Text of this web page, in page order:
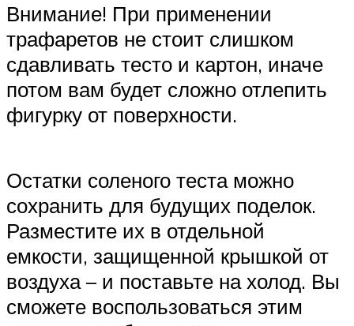
Внимание! При применении
трафаретов не стоит слишком
сдавливать тесто и картон, иначе
потом вам будет сложно отлепить
фигурку от поверхности.
Остатки соленого теста можно
сохранить для будущих поделок.
Разместите их в отдельной
емкости, защищенной крышкой от
воздуха – и поставьте на холод. Вы
сможете воспользоваться этим